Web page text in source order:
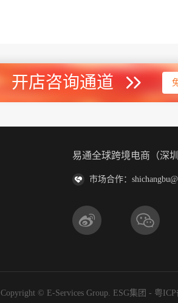
开店咨询通道
易通全球跨境电商（深
市场合作：
Copyright © E-Services Group. ESG集团 - 粤ICP